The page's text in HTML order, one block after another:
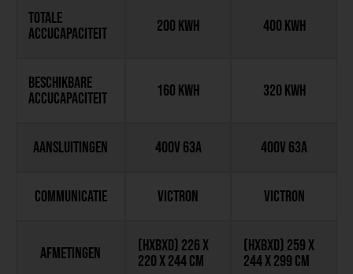
Totale
accucapaciteit
200 KWh 400 KWh
Beschikbare
accucapaciteit
160 KWh 320 KWh
Aansluitingen 400V 63A 400V 63A
Communicatie Victron Victron
Afmetingen
(HxBxD) 226 x
220 x 244 cm
(HxBxD) 259 x
244 x 299 cm